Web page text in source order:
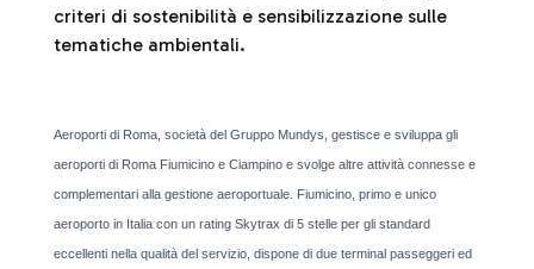
criteri di sostenibilità e sensibilizzazione sulle
tematiche ambientali.
Aeroporti di Roma, società del Gruppo Mundys, gestisce e sviluppa gli
aeroporti di Roma Fiumicino e Ciampino e svolge altre attività connesse e
complementari alla gestione aeroportuale. Fiumicino, primo e unico
aeroporto in Italia con un rating Skytrax di 5 stelle per gli standard
eccellenti nella qualità del servizio, dispone di due terminal passeggeri ed